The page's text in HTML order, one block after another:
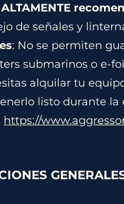
de señales y
: No se permiten
submarinos o e-
alquilar tu
listo durante
https://